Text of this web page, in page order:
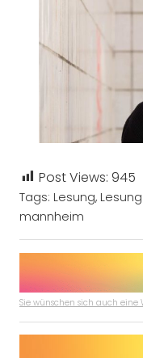
Post Views: 945
Tags: Lesung,
mannheim
Sie wünschen sich auch eine